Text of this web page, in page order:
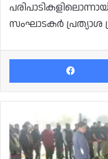
സംഘാടകർ പ്രത്യാശ
ദോഹയുടെ
പ്രഭാതങ്ങൾക്ക്
സുഗന്ധമേകി
സൂഖ്